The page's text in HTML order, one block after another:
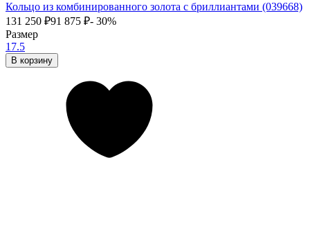
Кольцо из комбинированного золота с бриллиантами (039668)
131 250 ₽91 875 ₽- 30%
Размер
17.5
В корзину